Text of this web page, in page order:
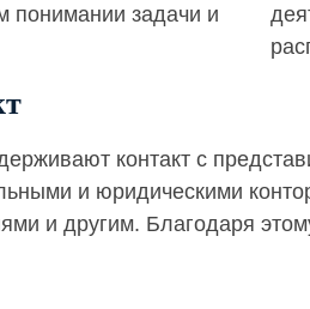
понимании задачи и
контакт с
и юридическими
и другим. Благодаря